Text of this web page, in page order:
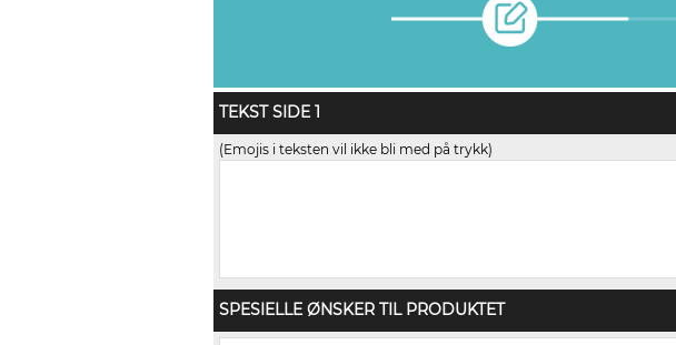
TEKST SIDE 1
(Emojis i teksten vil ikke bli med på trykk)
SPESIELLE ØNSKER TIL PRODUKTET